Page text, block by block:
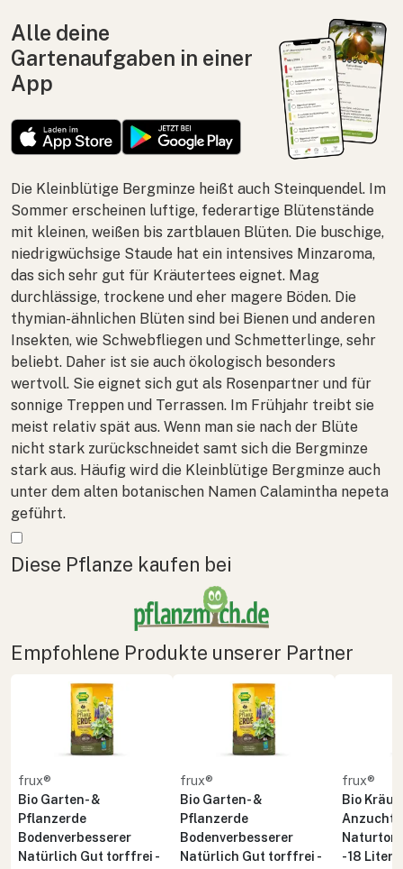
Alle deine
Gartenaufgaben in einer
App
Die Kleinblütige Bergminze heißt auch Steinquendel. Im
Sommer erscheinen luftige, federartige Blütenstände
mit kleinen, weißen bis zartblauen Blüten. Die buschige,
niedrigwüchsige Staude hat ein intensives Minzaroma,
das sich sehr gut für Kräutertees eignet. Mag
durchlässige, trockene und eher magere Böden. Die
thymian-ähnlichen Blüten sind bei Bienen und anderen
Insekten, wie Schwebfliegen und Schmetterlinge, sehr
beliebt. Daher ist sie auch ökologisch besonders
wertvoll. Sie eignet sich gut als Rosenpartner und für
sonnige Treppen und Terrassen. Im Frühjahr treibt sie
meist relativ spät aus. Wenn man sie nach der Blüte
nicht stark zurückschneidet samt sich die Bergminze
stark aus. Häufig wird die Kleinblütige Bergminze auch
unter dem alten botanischen Namen Calamintha nepeta
geführt.
Mehr anzeigen
Diese Pflanze kaufen bei
Empfohlene Produkte unserer Partner
frux®
Bio Garten- &
Pflanzerde
Bodenverbesserer
Natürlich Gut torffrei -
frux®
Bio Garten- &
Pflanzerde
Bodenverbesserer
Natürlich Gut torffrei -
frux®
Bio
Naturton
- 18 Liter